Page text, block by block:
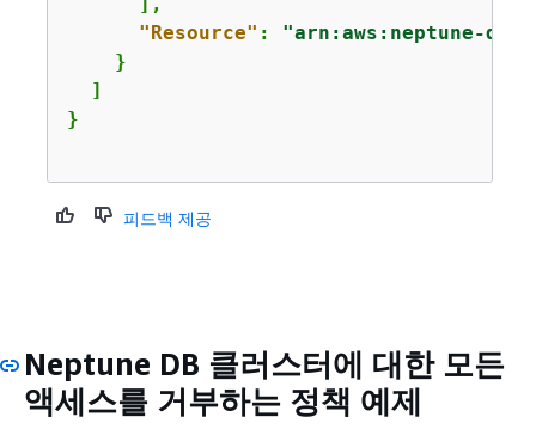
"Resource" : "arn:aws:neptune-db:
    }
  ]
피드백 제공
Neptune DB 클러스터에 대한 모든
액세스를 거부하는 정책 예제